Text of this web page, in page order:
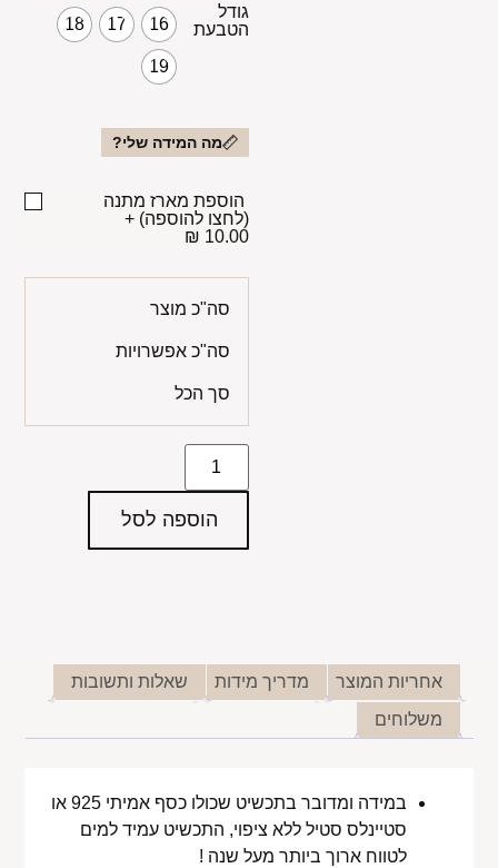
גודל
הטבעת
16
17
18
19
מה המידה שלי?
הוספת מארז מתנה
(לחצו להוספה) +
10.00 ₪
סה"כ מוצר
סה"כ אפשרויות
סך הכל
הוספה לסל
אחריות המוצר מדריך מידות
שאלות ותשובות
משלוחים
במידה ומדובר בתכשיט שכולו כסף אמיתי 925 או
סטיינלס סטיל ללא ציפוי, התכשיט עמיד למים
לטווח ארוך ביותר מעל שנה !